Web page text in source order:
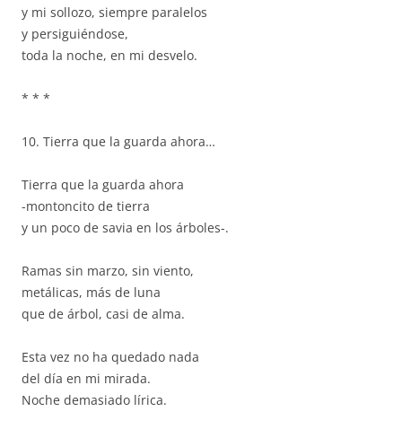
y mi sollozo, siempre paralelos
y persiguiéndose,
toda la noche, en mi desvelo.
* * *
10. Tierra que la guarda ahora…
Tierra que la guarda ahora
-montoncito de tierra
y un poco de savia en los árboles-.
Ramas sin marzo, sin viento,
metálicas, más de luna
que de árbol, casi de alma.
Esta vez no ha quedado nada
del día en mi mirada.
Noche demasiado lírica.